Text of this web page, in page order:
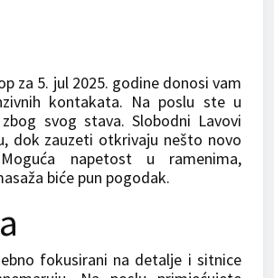
za 5. jul 2025. godine donosi vam
kontakata. Na poslu ste u
svog stava. Slobodni Lavovi
dok zauzeti otkrivaju nešto novo
napetost u ramenima,
biće pun pogodak.
fokusirani na detalje i sitnice